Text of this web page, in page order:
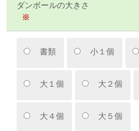
ダンボールの大きさ
※
書類 小１個
大１個 大２個
大４個 大５個